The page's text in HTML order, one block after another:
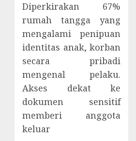
Diperkirakan 67%
rumah tangga yang
mengalami penipuan
identitas anak, korban
secara pribadi
mengenal pelaku.
Akses dekat ke
dokumen sensitif
memberi anggota
keluar